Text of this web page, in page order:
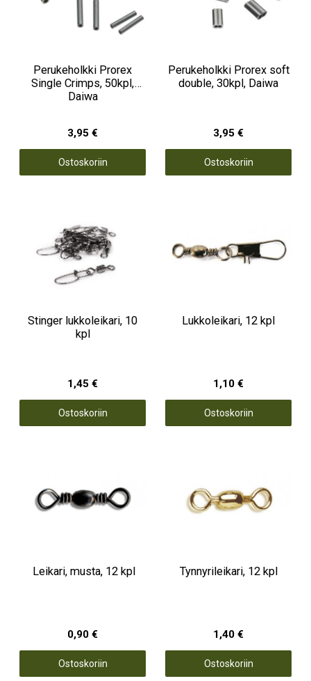
Perukeholkki Prorex
Single Crimps, 50kpl,
Daiwa
3,95 €
Ostoskoriin
Perukeholkki Prorex soft
double, 30kpl, Daiwa
3,95 €
Ostoskoriin
Stinger lukkoleikari, 10
kpl
1,45 €
Ostoskoriin
Lukkoleikari, 12 kpl
1,10 €
Ostoskoriin
Leikari, musta, 12 kpl
0,90 €
Ostoskoriin
Tynnyrileikari, 12 kpl
1,40 €
Ostoskoriin